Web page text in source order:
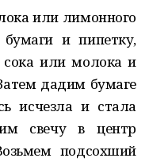
или лимонного
и пипетку,
сока или молока и
дадим бумаге
исчезла и стала
свечу в центр
подсохший